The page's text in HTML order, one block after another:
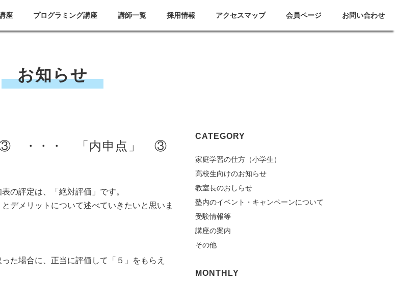
座 プログラミング講座 講師一覧 採用情報 アクセスマップ 会員ページ お問い合わせ
お知らせ
③ ・・・ 「内申点」 ③
の評定は、「絶対評価」です。
とデメリットについて述べていきたいと思いま
場合に、正当に評価して「５」をもらえ
CATEGORY
家庭学習の仕方（小学生）
高校生向けのお知らせ
教室長のおしらせ
塾内のイベント・キャンペーンについて
受験情報等
講座の案内
その他
MONTHLY